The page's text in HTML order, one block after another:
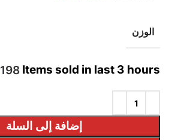
الوزن
198 Items sold in last 3 hours
إضافة إلى السلة